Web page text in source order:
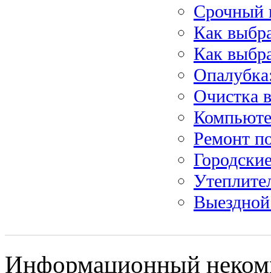
Срочный
Как
Как
Очистка
Ремонт
Информационный